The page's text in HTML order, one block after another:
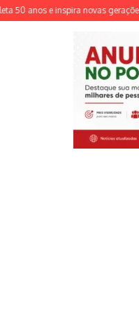
inspira novas gerações TSE